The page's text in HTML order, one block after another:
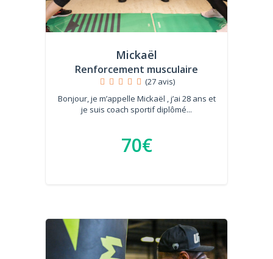
Mickaël
Renforcement musculaire
(27 avis)
Bonjour, je m’appelle Mickaël , j’ai 28 ans et
je suis coach sportif diplômé...
70€